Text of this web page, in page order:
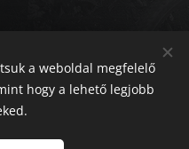
a weboldal megfelelő
hogy a lehető legjobb